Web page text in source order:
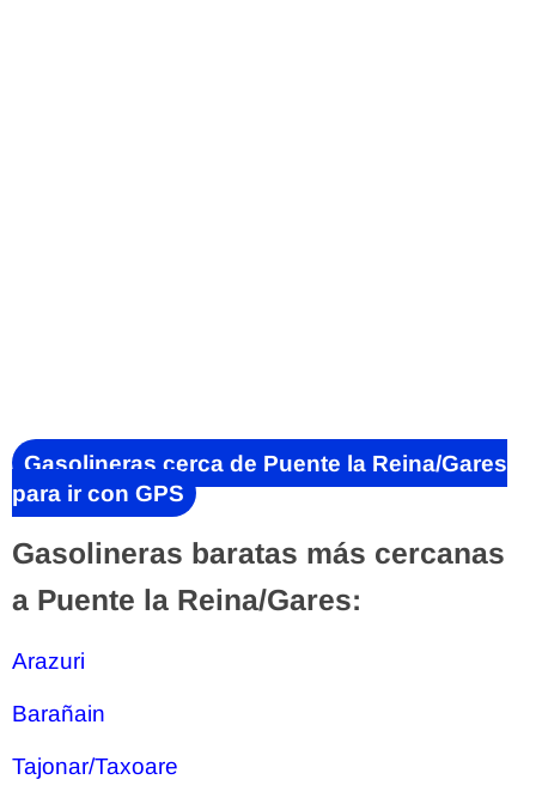
Gasolineras cerca de Puente la Reina/Gares
para ir con GPS
Gasolineras baratas más cercanas
a Puente la Reina/Gares:
Arazuri
Barañain
Tajonar/Taxoare